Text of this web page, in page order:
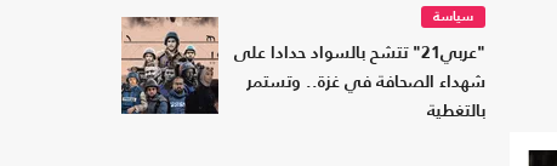
سياسة
"عربي21" تتشح بالسواد حدادا على
شهداء الصحافة في غزة.. وتستمر
بالتغطية